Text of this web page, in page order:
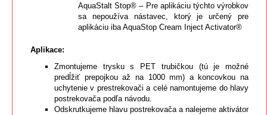
AquaStalt Stop® – Pre aplikáciu týchto výrobkov
sa nepoužíva nástavec, ktorý je určený pre
aplikáciu iba AquaStop Cream Inject Activator®
Aplikace:
Zmontujeme trysku s PET trubičkou (tú je možné
predĺžiť prepojkou až na 1000 mm) a koncovkou na
uchytenie v prestrekovači a celé namontujeme do hlavy
postrekovača podľa návodu.
Odskrutkujeme hlavu postrekovača a nalejeme aktivátor